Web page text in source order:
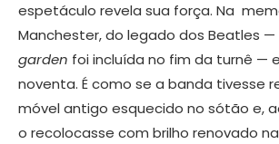
espetáculo revela sua força. Na
Manchester, do legado dos Beatles —
garden foi incluída no fim da turnê —
noventa. É como se a banda tivesse
móvel antigo esquecido no sótão e,
o recolocasse com brilho renovado